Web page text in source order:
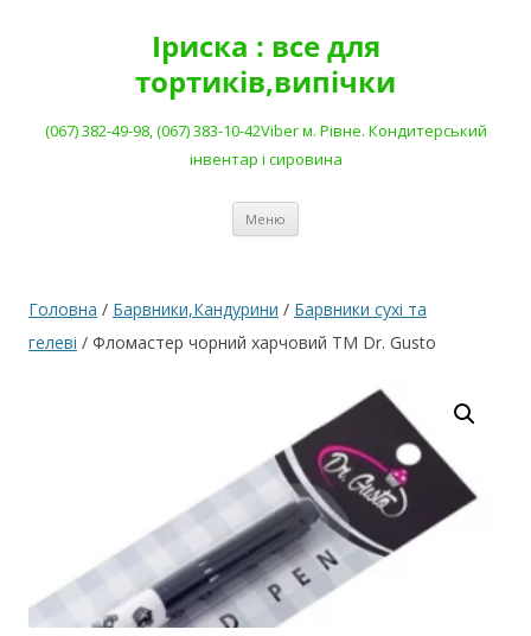
Іриска : все для
тортиків,випічки
(067) 382-49-98, (067) 383-10-42Viber м. Рівне. Кондитерський
інвентар і сировина
Меню
Головна / Барвники,Кандурини / Барвники сухі та
гелеві / Фломастер чорний харчовий ТМ Dr. Gusto